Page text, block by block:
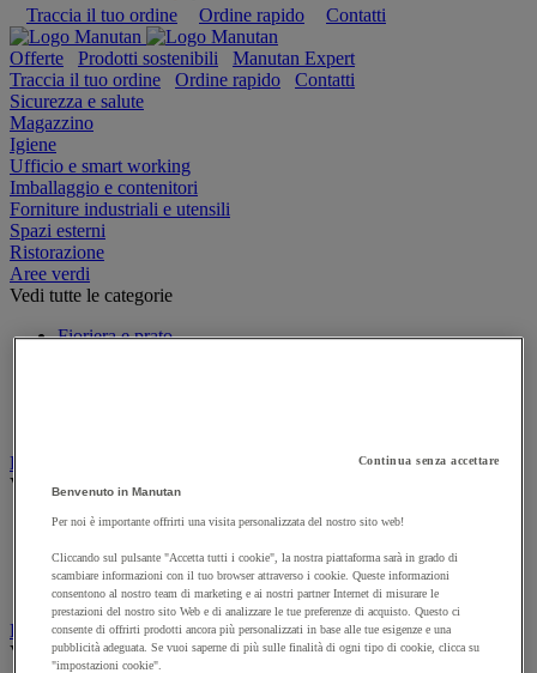
Traccia il tuo ordine
Ordine rapido Contatti
Offerte Prodotti sostenibili
Manutan Expert
Traccia il tuo ordine
Ordine rapido
Contatti
Sicurezza e salute
Magazzino
Igiene
Ufficio e smart working
Imballaggio e contenitori
Forniture industriali e utensili
Spazi esterni
Ristorazione
Aree verdi
Vedi tutte le categorie
Fioriera e prato
Bandiera
Vedi tutte le categorie
Asta per bandiera
Bandiera ufficiale
Manica a vento
Luoghi pubblici
Vedi tutte le categorie
Continua senza accettare
Benvenuto in Manutan
Per noi è importante offrirti una visita personalizzata del nostro sito web!
Cliccando sul pulsante "Accetta tutti i cookie", la nostra piattaforma sarà in grado di
scambiare informazioni con il tuo browser attraverso i cookie. Queste informazioni
consentono al nostro team di marketing e ai nostri partner Internet di misurare le
prestazioni del nostro sito Web e di analizzare le tue preferenze di acquisto. Questo ci
consente di offrirti prodotti ancora più personalizzati in base alle tue esigenze e una
pubblicità adeguata. Se vuoi saperne di più sulle finalità di ogni tipo di cookie, clicca su
"impostazioni cookie".